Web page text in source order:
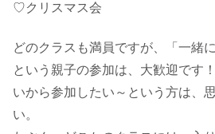
♡クリスマス会
どのクラスも満員ですが、「一緒
という親子の参加は、大歓迎です
いから参加したい～という方は、
い。